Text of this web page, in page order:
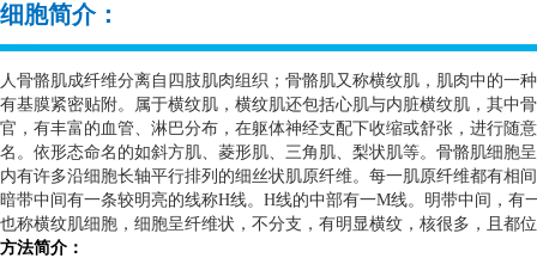
细胞简介：
人骨骼肌成纤维分离自四肢肌肉组织；骨骼肌又称横纹肌，肌肉中的一
有基膜紧密贴附。属于横纹肌，横纹肌还包括心肌与内脏横纹肌，其中
官，有丰富的血管、淋巴分布，在躯体神经支配下收缩或舒张，进行随
名。依形态命名的如斜方肌、菱形肌、三角肌、梨状肌等。骨骼肌细胞
内有许多沿细胞长轴平行排列的细丝状肌原纤维。每一肌原纤维都有相
暗带中间有一条较明亮的线称H线。 H线的中部有一M线。明带中间，有
也称横纹肌细胞，细胞呈纤维状，不分支，有明显横纹，核很多，且都
方法简介：